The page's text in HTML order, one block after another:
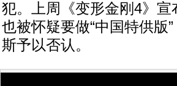
犯。上周《变形金刚4》
也被怀疑要做“中国特供版
斯予以否认。